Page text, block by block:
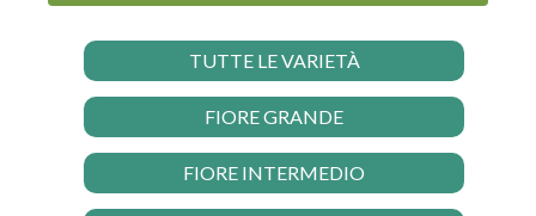
TUTTE LE VARIETÀ
FIORE GRANDE
FIORE INTERMEDIO